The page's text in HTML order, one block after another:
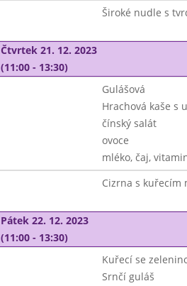
Široké nudle s
Čtvrtek 21. 12. 2023
(11:00 - 13:30)
Gulášová
Hrachová kaše s
čínský salát
ovoce
mléko, čaj,
Cizrna s kuřecím
Pátek 22. 12. 2023
(11:00 - 13:30)
Kuřecí se
Srnčí guláš